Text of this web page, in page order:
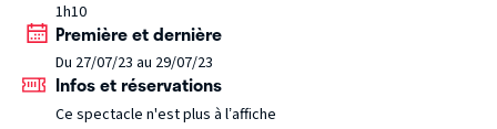
1h10
Première et dernière
Du 27/07/23 au 29/07/23
Infos et réservations
Ce spectacle n'est plus à l’affiche